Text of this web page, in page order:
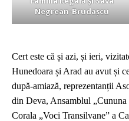
Negrean-Brudașcu
Cert este că și azi, și ieri,
Hunedoara și Arad au avut și
după-amiază, reprezentanții
din Deva, Ansamblul
Corala „Voci Transilvane” a